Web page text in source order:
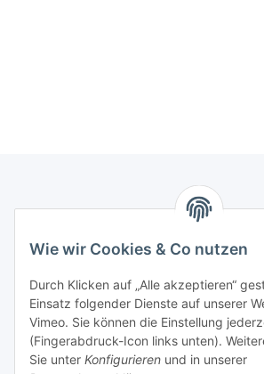
Wie wir Cookies & Co nutzen
Durch Klicken auf „Alle akzeptieren“
Einsatz folgender Dienste auf unserer
Vimeo. Sie können die Einstellung
(Fingerabdruck-Icon links unten).
Sie unter Konfigurieren und in unserer
Mein Konto
Hosting,